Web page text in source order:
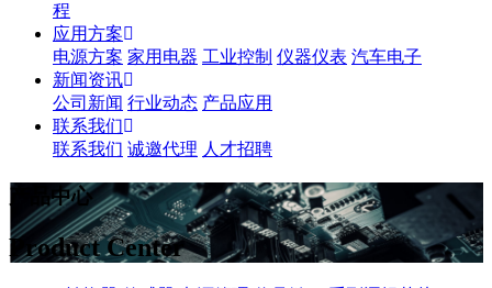
程
应用方案
电源方案 家用电器 工业控制 仪器仪表 汽车电子
新闻资讯
公司新闻 行业动态 产品应用
联系我们
联系我们 诚邀代理 人才招聘
产品中心
Product Center